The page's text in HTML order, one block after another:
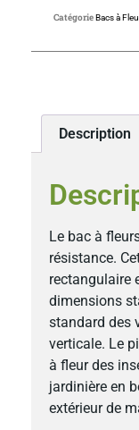
CatégorieBacs à
Description
Le bac à
résistance.
rectangulaire
dimensions
standard des
verticale. Le
à fleur des
jardinière en
extérieur de